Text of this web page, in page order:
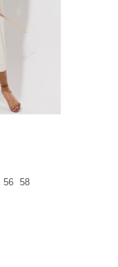
56 58